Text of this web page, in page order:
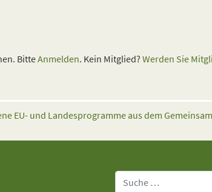
BitteAnmelden. Kein Mitglied? Werden Sie
EU- und Landesprogramme aus dem
Suche